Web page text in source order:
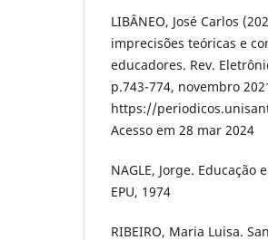
LIBÂNEO, José Carlos
imprecisões teóricas e
educadores. Rev.
p.743-774, novembro
https://
Acesso em 28 mar 2024
NAGLE, Jorge.
EPU, 1974
RIBEIRO, Maria Luisa.